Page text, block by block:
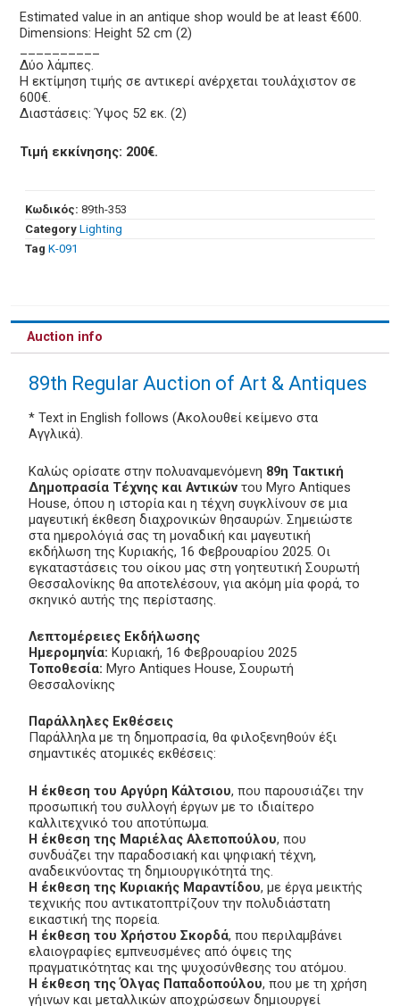
Estimated value in an antique shop would be at least €600.
Dimensions: Height 52 cm (2)
Δύο λάμπες.
Η εκτίμηση τιμής σε αντικερί ανέρχεται τουλάχιστον σε
600€.
Διαστάσεις: Ύψος 52 εκ. (2)
Τιμή εκκίνησης: 200€.
Κωδικός: 89th-353
Category Lighting
Tag Κ-091
Auction info
89th Regular Auction of Art & Antiques
* Text in English follows (Ακολουθεί κείμενο στα
Αγγλικά).
Καλώς ορίσατε στην πολυαναμενόμενη 89η Τακτική
Δημοπρασία Τέχνης και Αντικών του Myro Antiques
House, όπου η ιστορία και η τέχνη συγκλίνουν σε μια
μαγευτική έκθεση διαχρονικών θησαυρών. Σημειώστε
στα ημερολόγιά σας τη μοναδική και μαγευτική
εκδήλωση της Κυριακής, 16 Φεβρουαρίου 2025. Οι
εγκαταστάσεις του οίκου μας στη γοητευτική Σουρωτή
Θεσσαλονίκης θα αποτελέσουν, για ακόμη μία φορά, το
σκηνικό αυτής της περίστασης.
Λεπτομέρειες Εκδήλωσης
Ημερομηνία: Κυριακή, 16 Φεβρουαρίου 2025
Τοποθεσία: Myro Antiques House, Σουρωτή
Θεσσαλονίκης
Παράλληλες Εκθέσεις
Παράλληλα με τη δημοπρασία, θα φιλοξενηθούν έξι
σημαντικές ατομικές εκθέσεις:
Η έκθεση του Αργύρη Κάλτσιου, που παρουσιάζει την
προσωπική του συλλογή έργων με το ιδιαίτερο
καλλιτεχνικό του αποτύπωμα.
Η έκθεση της Μαριέλας Αλεποπούλου, που
συνδυάζει την παραδοσιακή και ψηφιακή τέχνη,
αναδεικνύοντας τη δημιουργικότητά της.
Η έκθεση της Κυριακής Μαραντίδου, με έργα μεικτής
τεχνικής που αντικατοπτρίζουν την πολυδιάστατη
εικαστική της πορεία.
Η έκθεση του Χρήστου Σκορδά, που περιλαμβάνει
ελαιογραφίες εμπνευσμένες από όψεις της
πραγματικότητας και της ψυχοσύνθεσης του ατόμου.
Η έκθεση της Όλγας Παπαδοπούλου, που με τη χρήση
γήινων και μεταλλικών αποχρώσεων δημιουργεί